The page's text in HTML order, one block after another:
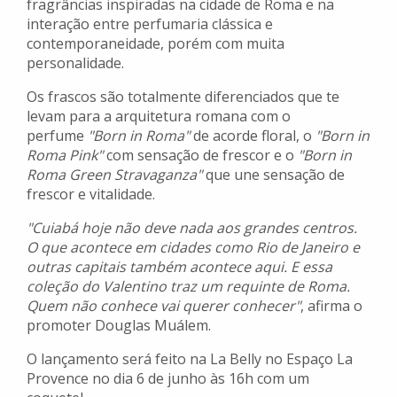
fragrâncias inspiradas na cidade de Roma e na
interação entre perfumaria clássica e
contemporaneidade, porém com muita
personalidade.
Os frascos são totalmente diferenciados que te
levam para a arquitetura romana com o
perfume "Born in Roma"de acorde floral, o "Born in
Roma Pink"com sensação de frescor e o "Born in
Roma Green Stravaganza"que une sensação de
frescor e vitalidade.
"Cuiabá hoje não deve nada aos grandes centros.
O que acontece em cidades como Rio de Janeiro e
outras capitais também acontece aqui. E essa
coleção do Valentino traz um requinte de Roma.
Quem não conhece vai querer conhecer", afirma o
promoter Douglas Muálem.
O lançamento será feito na La Belly no Espaço La
Provence no dia 6 de junho às 16h com um